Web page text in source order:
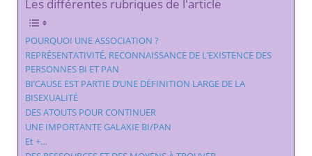
Les différentes rubriques de l'article
POURQUOI UNE ASSOCIATION ?
REPRÉSENTATIVITÉ, RECONNAISSANCE DE L’EXISTENCE DES
PERSONNES BI ET PAN
BI’CAUSE EST PARTIE D’UNE DÉFINITION LARGE DE LA
BISEXUALITÉ
DES ATOUTS POUR CONTINUER
UNE IMPORTANTE GALAXIE BI/PAN
Et +…